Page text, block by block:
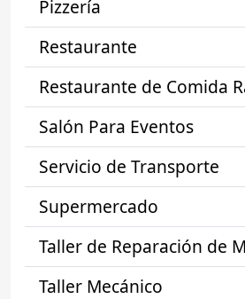
Pizzería
Restaurante
Restaurante de Comida
Salón Para Eventos
Servicio de Transporte
Supermercado
Taller de Reparación de
Taller Mecánico